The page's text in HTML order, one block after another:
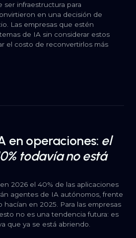
ser infraestructura para
en una decisión de
Las empresas que estén
de IA sin considerar estos
el costo de reconvertirlos más
en operaciones: el
todavía no está
2026 el 40% de las aplicaciones
agentes de IA autónomos, frente
hacían en 2025. Para las empresas
no es una tendencia futura: es
que ya se está abriendo.